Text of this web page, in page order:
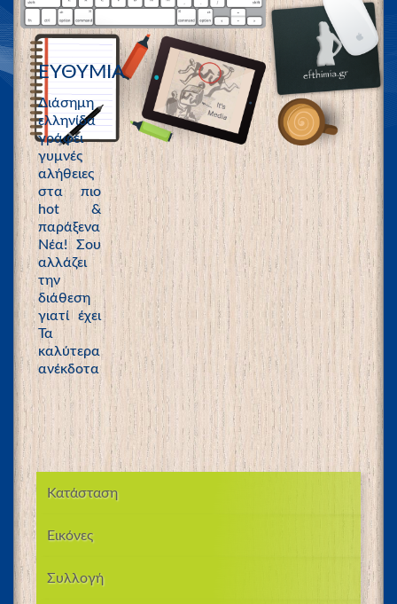
ΕΥΘΥΜΙΑ
Διάσημη
ελληνίδα
γράφει
γυμνές
αλήθειες
στα πιο
hot &
παράξενα
Νέα! Σου
αλλάζει
την
διάθεση
γιατί έχει
Τα
καλύτερα
ανέκδοτα
Κατάσταση
Εικόνες
Συλλογή